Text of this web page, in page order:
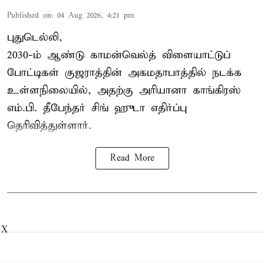
Published on: 04 Aug 2026, 4:21 pm
புதுடெல்லி,
2030-ம் ஆண்டு காமன்வெல்த் விளையாட்டுப்
போட்டிகள் குஜராத்தின் அகமதாபாத்தில் நடக்க
உள்ளநிலையில், அதற்கு அரியானா காங்கிரஸ்
எம்.பி. தீபேந்தர் சிங் ஹுடா எதிர்ப்பு
தெரிவித்துள்ளார்.
Read More
X